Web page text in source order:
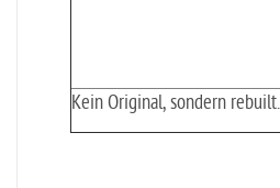
Kein Original, sondern rebuilt.